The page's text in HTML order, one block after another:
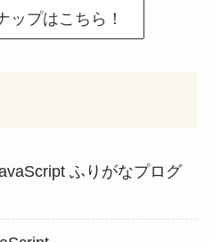
ップはこちら！
ふりがなプログ